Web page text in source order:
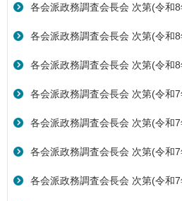
各会派政務調査会長会 次第(令和8
各会派政務調査会長会 次第(令和8
各会派政務調査会長会 次第(令和8
各会派政務調査会長会 次第(令和7
各会派政務調査会長会 次第(令和7
各会派政務調査会長会 次第(令和7
各会派政務調査会長会 次第(令和7